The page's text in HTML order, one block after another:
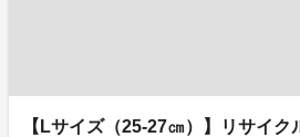
【Lサイズ（25-27㎝）】リサイク